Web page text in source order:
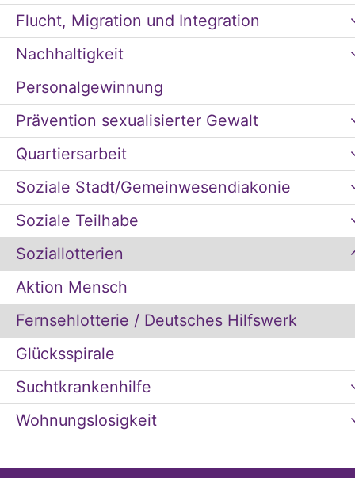
Flucht, Migration und Integration
Nachhaltigkeit
Personalgewinnung
Prävention sexualisierter Gewalt
Quartiersarbeit
Soziale Stadt/Gemeinwesendiakonie
Soziale Teilhabe
Soziallotterien
Aktion Mensch
Fernsehlotterie / Deutsches Hilfswerk
Glücksspirale
Suchtkrankenhilfe
Wohnungslosigkeit